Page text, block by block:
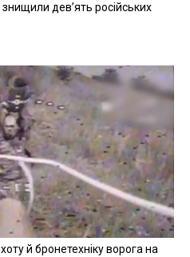
девʼять російських
й бронетехніку ворога на